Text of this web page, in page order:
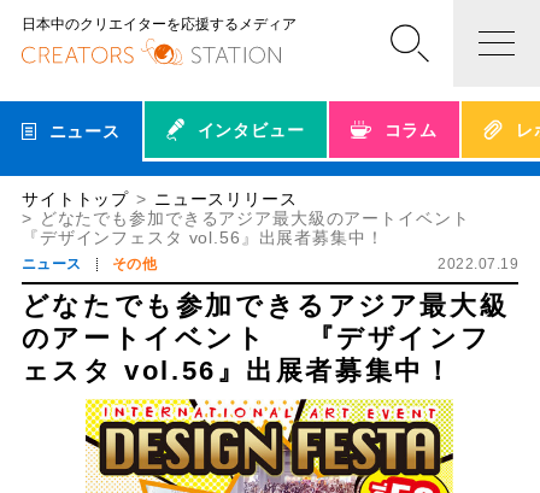
日本中のクリエイターを応援するメディア
ニュース インタビュー コラム レ
サイトトップ
ニュースリリース
どなたでも参加できるアジア最大級のアートイベント
『デザインフェスタ vol.56』出展者募集中！
ニュース その他 2022.07.19
どなたでも参加できるアジア最大級
のアートイベント 『デザインフ
ェスタ vol.56』出展者募集中！